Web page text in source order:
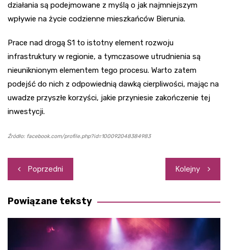
działania są podejmowane z myślą o jak najmniejszym
wpływie na życie codzienne mieszkańców Bierunia.
Prace nad drogą S1 to istotny element rozwoju
infrastruktury w regionie, a tymczasowe utrudnienia są
nieuniknionym elementem tego procesu. Warto zatem
podejść do nich z odpowiednią dawką cierpliwości, mając na
uwadze przyszłe korzyści, jakie przyniesie zakończenie tej
inwestycji.
Źródło: facebook.com/profile.php?id=100092048384983
Nawigacja
wpisu
Poprzedni Kolejny
Powiązane teksty